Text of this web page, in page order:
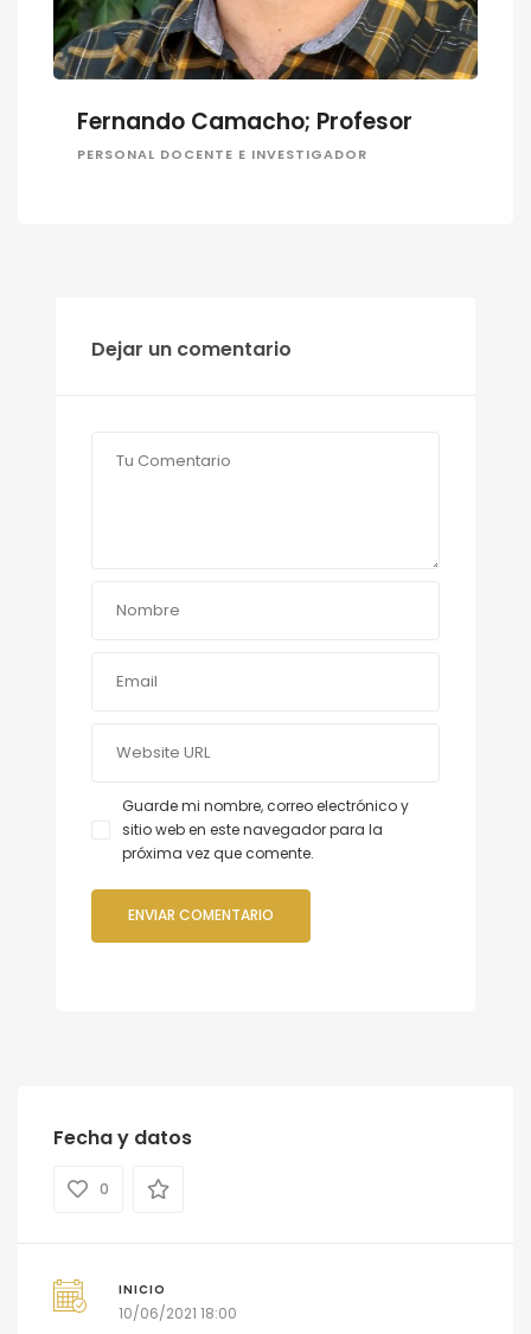
Fernando Camacho; Profesor
PERSONAL DOCENTE E INVESTIGADOR
Dejar un comentario
Guarde mi nombre, correo electrónico y
sitio web en este navegador para la
próxima vez que comente.
Fecha y datos
0
INICIO
10/06/2021 18:00